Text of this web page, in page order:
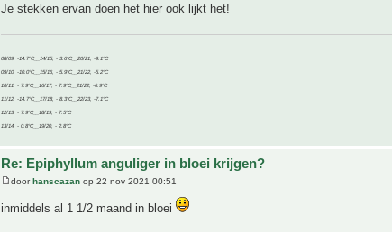
Je stekken ervan doen het hier ook lijkt het!
08/09, -14.7°C__14/15, - 3.6°C__20/21, -9.1°C
09/10, -10.0°C__15/16, - 5.9°C__21/22, -5.2°C
10/11, - 7.9°C__16/17, - 7.9°C__21/22, -6.9°C
11/12, -14.7°C__17/18, - 8.3°C__22/23, -7.1°C
12/13, - 7.9°C__18/19, - 7.5°C
13/14, - 0.8°C__19/20, - 2.8°C
Re: Epiphyllum anguliger in bloei krijgen?
doorhanscazan op 22 nov 2021 00:51
inmiddels al 1 1/2 maand in bloei